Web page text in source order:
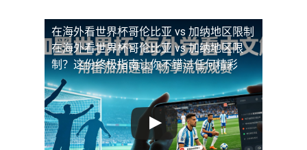
在海外看世界杯哥伦比亚 vs 加纳地区限制
在海外看世界杯哥伦比亚 vs 加纳地区限
制？这份终极指南让你不错过任何精彩